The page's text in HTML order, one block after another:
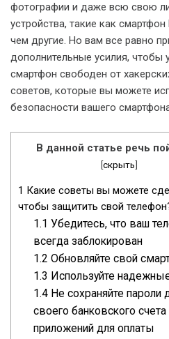
фотографии и даже всю свою
устройства, такие как
чем другие. Но вам все равно
дополнительные усилия, чтобы
смартфон свободен от
советов, которые вы можете
безопасности вашего
В данной статье речь
[скрыть]
1 Какие советы вы можете
чтобы защитить свой
1.1 Убедитесь, что ваш
всегда заблокирован
1.2 Обновляйте свой
1.3 Используйте
1.4 Не сохраняйте пароли
своего банковского счета
приложений для оплаты